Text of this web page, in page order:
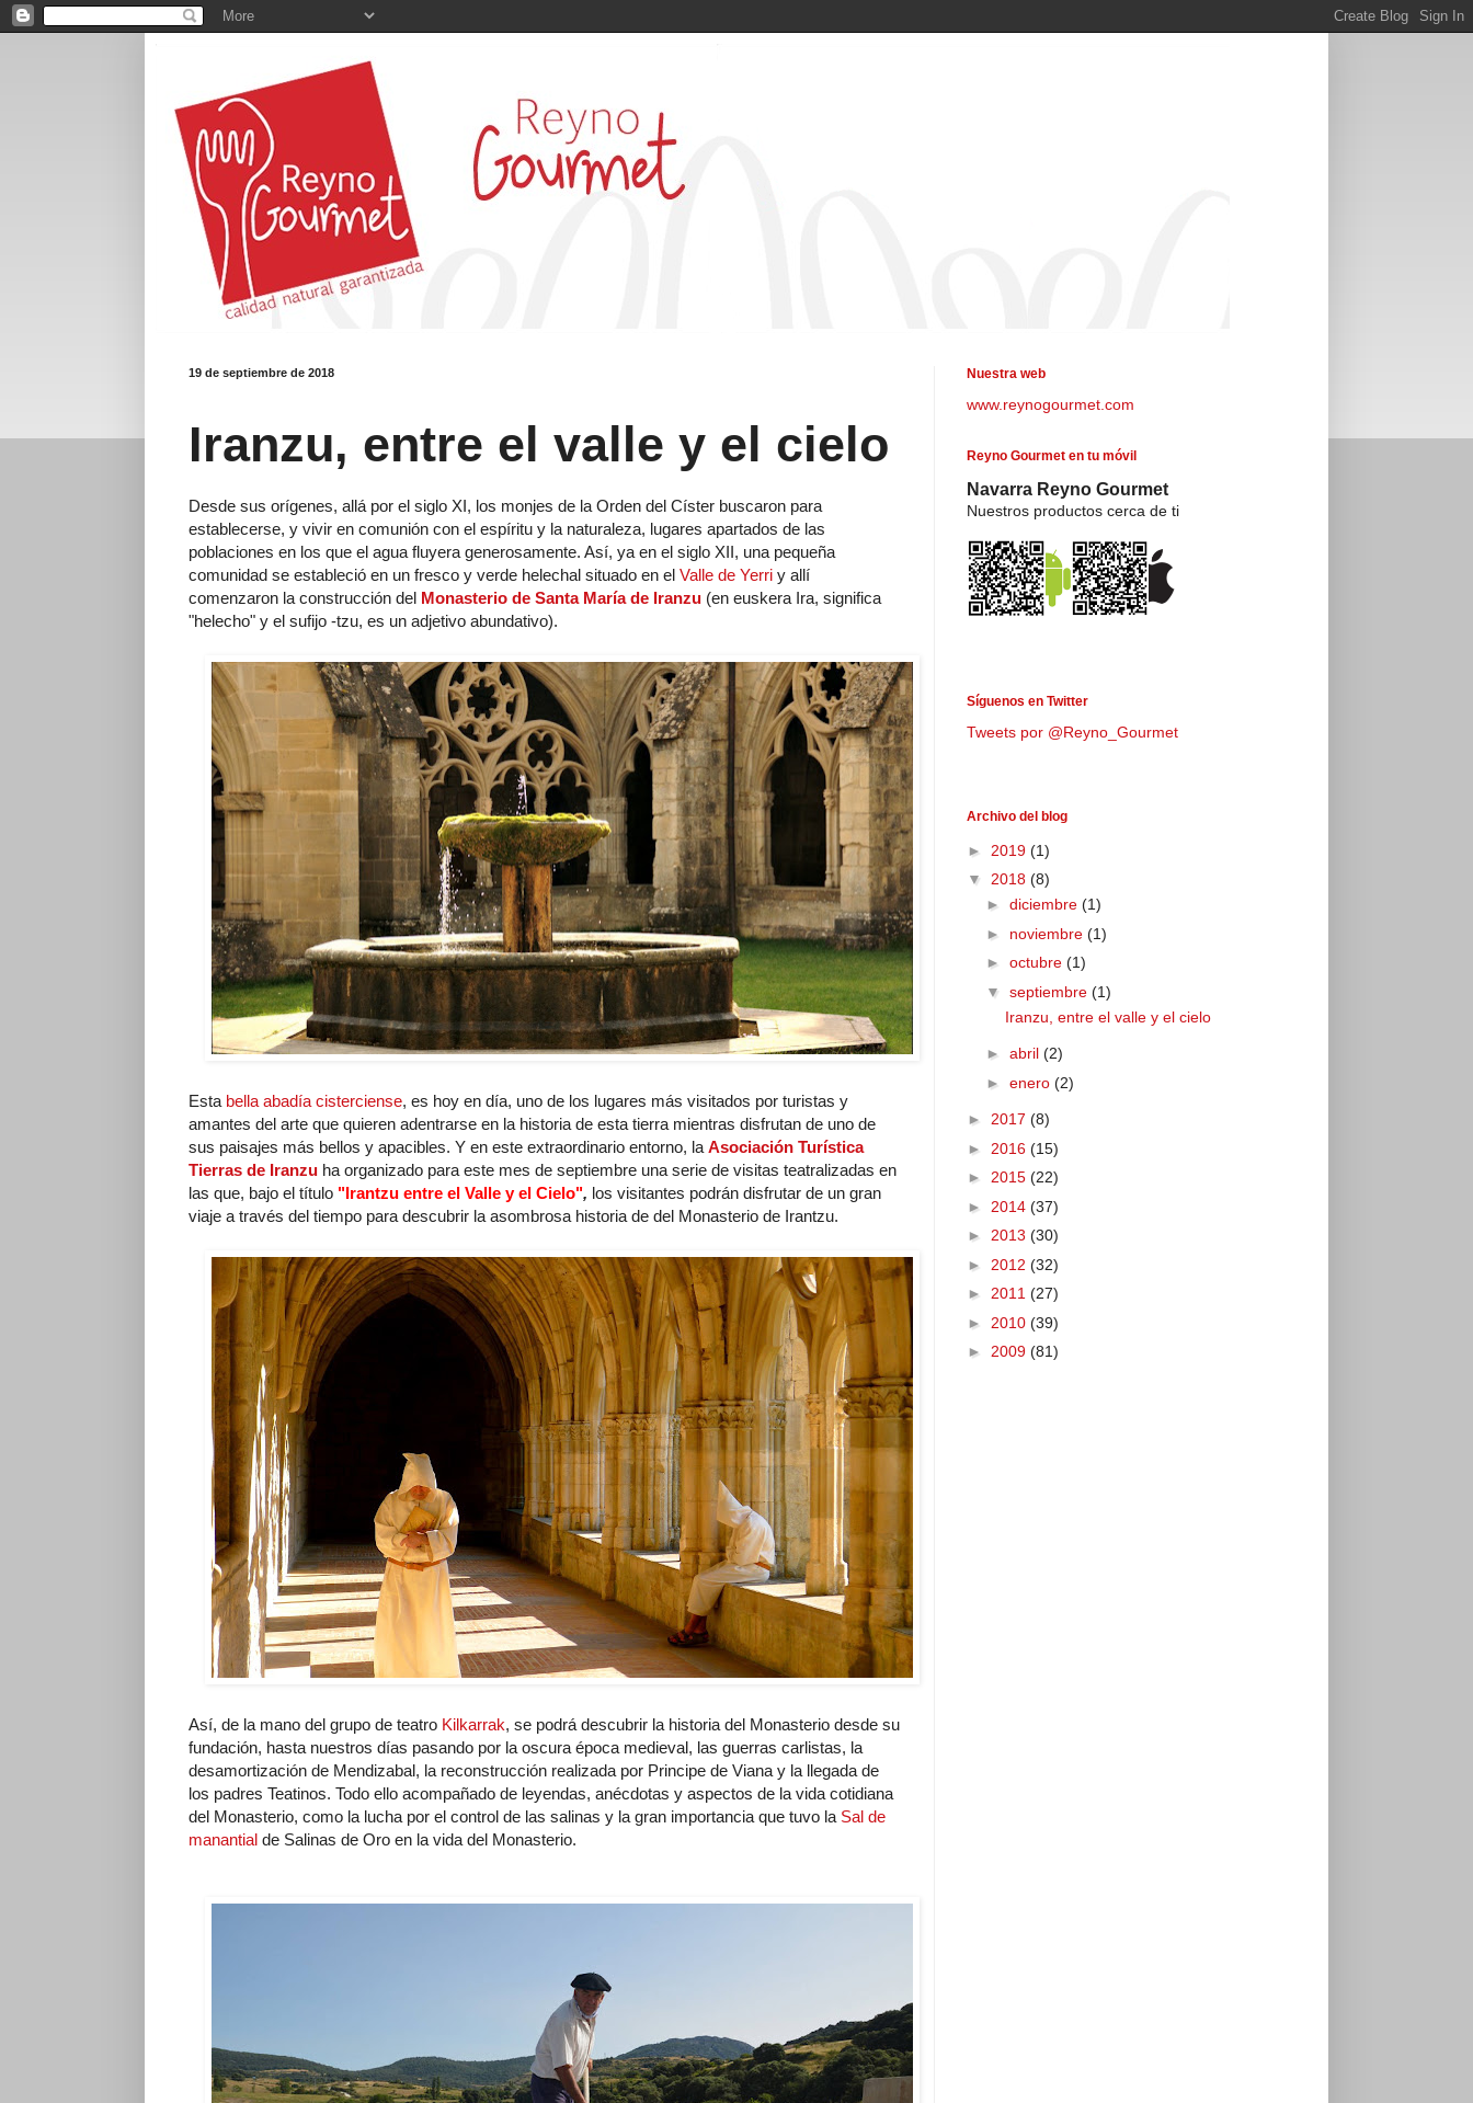
19 de septiembre de 2018
Iranzu, entre el valle y el cielo
Desde sus orígenes, allá por el siglo XI, los monjes de la Orden del Císter buscaron para
establecerse, y vivir en comunión con el espíritu y la naturaleza, lugares apartados de las
poblaciones en los que el agua fluyera generosamente. Así, ya en el siglo XII, una pequeña
comunidad se estableció en un fresco y verde helechal situado en el Valle de Yerri y allí
comenzaron la construcción del Monasterio de Santa María de Iranzu (en euskera Ira, significa
"helecho" y el sufijo -tzu, es un adjetivo abundativo).
Esta bella abadía cisterciense, es hoy en día, uno de los lugares más visitados por turistas y
amantes del arte que quieren adentrarse en la historia de esta tierra mientras disfrutan de uno de
sus paisajes más bellos y apacibles. Y en este extraordinario entorno, la Asociación Turística
Tierras de Iranzu ha organizado para este mes de septiembre una serie de visitas teatralizadas en
las que, bajo el título "Irantzu entre el Valle y el Cielo", los visitantes podrán disfrutar de un gran
viaje a través del tiempo para descubrir la asombrosa historia de del Monasterio de Irantzu.
Así, de la mano del grupo de teatro Kilkarrak, se podrá descubrir la historia del Monasterio desde su
fundación, hasta nuestros días pasando por la oscura época medieval, las guerras carlistas, la
desamortización de Mendizabal, la reconstrucción realizada por Principe de Viana y la llegada de
los padres Teatinos. Todo ello acompañado de leyendas, anécdotas y aspectos de la vida cotidiana
del Monasterio, como la lucha por el control de las salinas y la gran importancia que tuvo la Sal de
manantial de Salinas de Oro en la vida del Monasterio.
Nuestra web
www.reynogourmet.com
Reyno Gourmet en tu móvil
Navarra Reyno Gourmet
Nuestros productos cerca de ti
Síguenos en Twitter
Tweets por @Reyno_Gourmet
Archivo del blog
► 2019 (1)
▼ 2018 (8)
► diciembre (1)
► noviembre (1)
► octubre (1)
▼ septiembre (1)
Iranzu, entre el valle y el cielo
► abril (2)
► enero (2)
► 2017 (8)
► 2016 (15)
► 2015 (22)
► 2014 (37)
► 2013 (30)
► 2012 (32)
► 2011 (27)
► 2010 (39)
► 2009 (81)